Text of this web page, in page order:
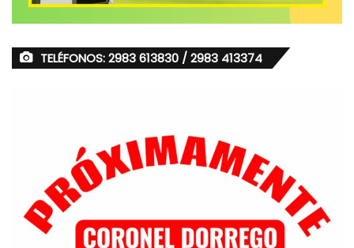
TELÉFONOS: 2983 613830 / 2983 413374